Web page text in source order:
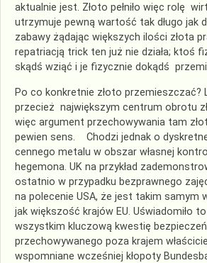
aktualnie jest. Złoto pełniło więc rolę
utrzymuje pewną wartość tak długo jak
zabawy żądając większych ilości złota
repatriacją trick ten już nie działa; ktoś
skądś wziąć i je fizycznie dokądś
Po co konkretnie złoto przemieszczać?
przecież największym centrum obrotu
więc argument przechowywania tam
pewien sens. Chodzi jednak o
cennego metalu w obszar własnej
hegemona. UK na przykład
ostatnio w przypadku bezprawnego
na polecenie USA, że jest takim samym
jak większość krajów EU. Uświadomiło
wszystkim kluczową kwestię
przechowywanego poza krajem
wspomniane wcześniej kłopoty